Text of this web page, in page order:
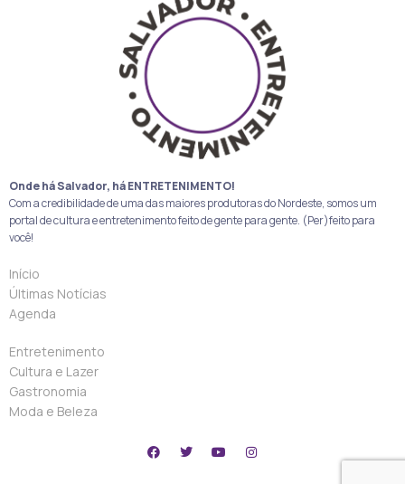
Onde há Salvador, há ENTRETENIMENTO!
Com a credibilidade de uma das maiores produtoras do Nordeste, somos um
portal de cultura e entretenimento feito de gente para gente. (Per)feito para
você!
Início
Últimas Notícias
Agenda
Entretenimento
Cultura e Lazer
Gastronomia
Moda e Beleza